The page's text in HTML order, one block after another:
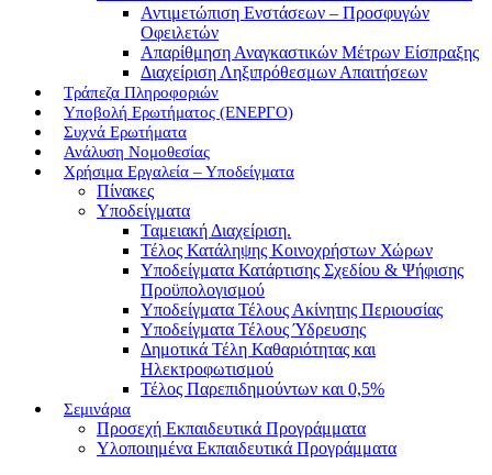
Αντιμετώπιση Ενστάσεων – Προσφυγών
Οφειλετών
Απαρίθμηση Αναγκαστικών Μέτρων Είσπραξης
Διαχείριση Ληξιπρόθεσμων Απαιτήσεων
Τράπεζα Πληροφοριών
Υποβολή Ερωτήματος (ΕΝΕΡΓΟ)
Συχνά Ερωτήματα
Ανάλυση Νομοθεσίας
Χρήσιμα Εργαλεία – Υποδείγματα
Πίνακες
Υποδείγματα
Ταμειακή Διαχείριση.
Τέλος Κατάληψης Κοινοχρήστων Χώρων
Υποδείγματα Κατάρτισης Σχεδίου & Ψήφισης
Προϋπολογισμού
Υποδείγματα Τέλους Ακίνητης Περιουσίας
Υποδείγματα Τέλους Ύδρευσης
Δημοτικά Τέλη Καθαριότητας και
Ηλεκτροφωτισμού
Τέλος Παρεπιδημούντων και 0,5%
Σεμινάρια
Προσεχή Εκπαιδευτικά Προγράμματα
Υλοποιημένα Εκπαιδευτικά Προγράμματα